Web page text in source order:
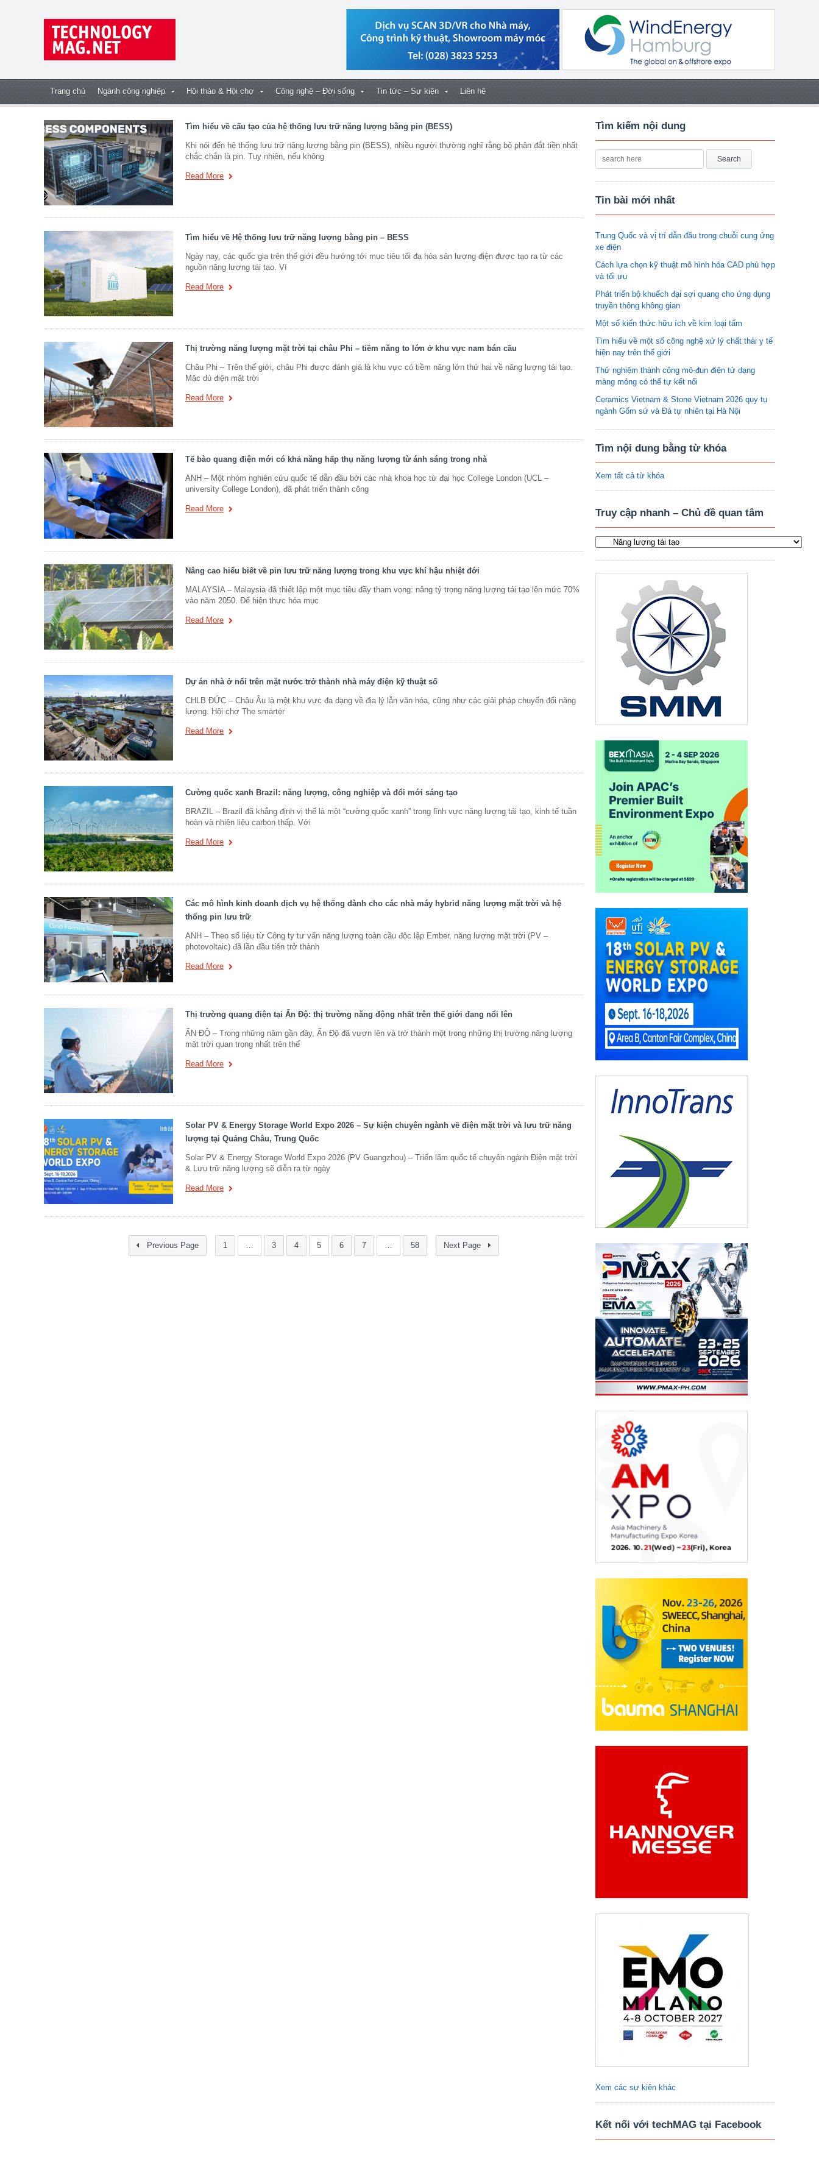
Trang chủ Ngành công nghiệp Hội thảo & Hội chợ Công nghệ – Đời sống Tin tức – Sự kiện Liên hệ
Tìm hiểu về cấu tạo của hệ thống lưu trữ năng lượng bằng pin (BESS)
Khi nói đến hệ thống lưu trữ năng lượng bằng pin (BESS), nhiều người thường nghĩ rằng bộ phận đắt tiền nhất
chắc chắn là pin. Tuy nhiên, nếu không
Read More
Tìm hiểu về Hệ thống lưu trữ năng lượng bằng pin – BESS
Ngày nay, các quốc gia trên thế giới đều hướng tới mục tiêu tối đa hóa sản lượng điện được tạo ra từ các
nguồn năng lượng tái tạo. Ví
Read More
Thị trường năng lượng mặt trời tại châu Phi – tiềm năng to lớn ở khu vực nam bán cầu
Châu Phi – Trên thế giới, châu Phi được đánh giá là khu vực có tiềm năng lớn thứ hai về năng lượng tái tạo.
Mặc dù điện mặt trời
Read More
Tế bào quang điện mới có khả năng hấp thụ năng lượng từ ánh sáng trong nhà
ANH – Một nhóm nghiên cứu quốc tế dẫn đầu bởi các nhà khoa học từ đại học College London (UCL –
university College London), đã phát triển thành công
Read More
Nâng cao hiểu biết về pin lưu trữ năng lượng trong khu vực khí hậu nhiệt đới
MALAYSIA – Malaysia đã thiết lập một mục tiêu đầy tham vọng: nâng tỷ trọng năng lượng tái tạo lên mức 70%
vào năm 2050. Để hiện thực hóa mục
Read More
Dự án nhà ở nổi trên mặt nước trở thành nhà máy điện kỹ thuật số
CHLB ĐỨC – Châu Âu là một khu vực đa dạng về địa lý lẫn văn hóa, cũng như các giải pháp chuyển đổi năng
lượng. Hội chợ The smarter
Read More
Cường quốc xanh Brazil: năng lượng, công nghiệp và đổi mới sáng tạo
BRAZIL – Brazil đã khẳng định vị thế là một “cường quốc xanh” trong lĩnh vực năng lượng tái tạo, kinh tế tuần
hoàn và nhiên liệu carbon thấp. Với
Read More
Các mô hình kinh doanh dịch vụ hệ thống dành cho các nhà máy hybrid năng lượng mặt trời và hệ
thống pin lưu trữ
ANH – Theo số liệu từ Công ty tư vấn năng lượng toàn cầu độc lập Ember, năng lượng mặt trời (PV –
photovoltaic) đã lần đầu tiên trở thành
Read More
Thị trường quang điện tại Ấn Độ: thị trường năng động nhất trên thế giới đang nổi lên
ẤN ĐỘ – Trong những năm gần đây, Ấn Độ đã vươn lên và trở thành một trong những thị trường năng lượng
mặt trời quan trọng nhất trên thế
Read More
Solar PV & Energy Storage World Expo 2026 – Sự kiện chuyên ngành về điện mặt trời và lưu trữ năng
lượng tại Quảng Châu, Trung Quốc
Solar PV & Energy Storage World Expo 2026 (PV Guangzhou) – Triển lãm quốc tế chuyên ngành Điện mặt trời
& Lưu trữ năng lượng sẽ diễn ra từ ngày
Read More
Previous Page 1 … 3 4 5 6 7 … 58 Next Page
Tìm kiếm nội dung
Tin bài mới nhất
Trung Quốc và vị trí dẫn đầu trong chuỗi cung ứng
xe điện
Cách lựa chọn kỹ thuật mô hình hóa CAD phù hợp
và tối ưu
Phát triển bộ khuếch đại sợi quang cho ứng dụng
truyền thông không gian
Một số kiến thức hữu ích về kim loại tấm
Tìm hiểu về một số công nghệ xử lý chất thải y tế
hiện nay trên thế giới
Thử nghiệm thành công mô-đun điện tử dạng
màng mỏng có thể tự kết nối
Ceramics Vietnam & Stone Vietnam 2026 quy tụ
ngành Gốm sứ và Đá tự nhiên tại Hà Nội
Tìm nội dung bằng từ khóa
Xem tất cả từ khóa
Truy cập nhanh – Chủ đề quan tâm
Xem các sự kiện khác
Kết nối với techMAG tại Facebook